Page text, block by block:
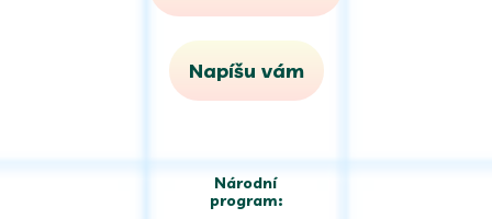
Napíšu vám
Národní
program: